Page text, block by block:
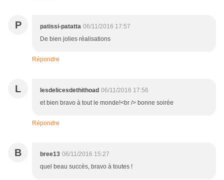
P patissi-patatta 06/11/2016 17:57
De bien jolies réalisations
Répondre
L lesdelicesdethithoad 06/11/2016 17:56
et bien bravo à tout le monde!<br /> bonne soirée
Répondre
B bree13 06/11/2016 15:27
quel beau succès, bravo à toutes !